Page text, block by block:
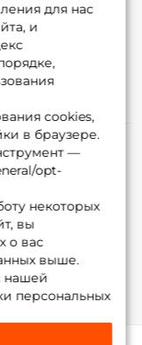
для нас
и
cookies,
в браузере.
—
opt-
некоторых
вы
о вас
выше.
нашей
персональных